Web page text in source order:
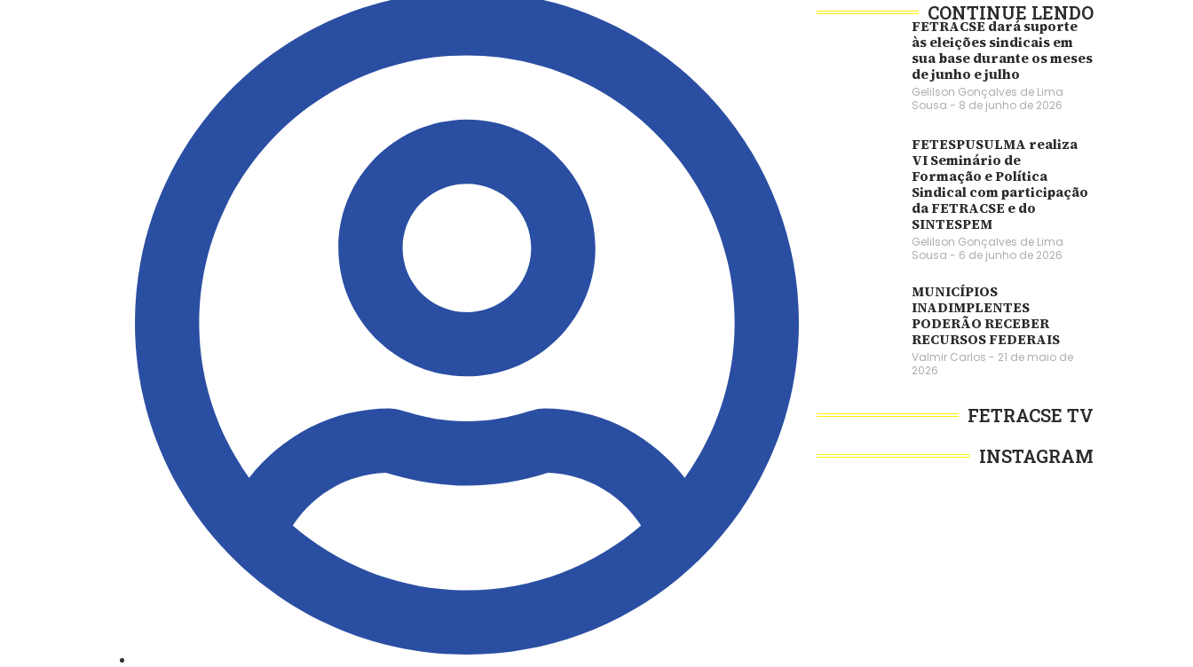
CONTINUE LENDO
FETRACSE dará suporte
às eleições sindicais em
sua base durante os meses
de junho e julho
Gelilson Gonçalves de Lima
Sousa
8 de junho de 2026
FETESPUSULMA realiza
VI Seminário de
Formação e Política
Sindical com participação
da FETRACSE e do
SINTESPEM
Gelilson Gonçalves de Lima
Sousa
6 de junho de 2026
MUNICÍPIOS
INADIMPLENTES
PODERÃO RECEBER
RECURSOS FEDERAIS
Valmir Carlos
21 de maio de
2026
FETRACSE TV
INSTAGRAM